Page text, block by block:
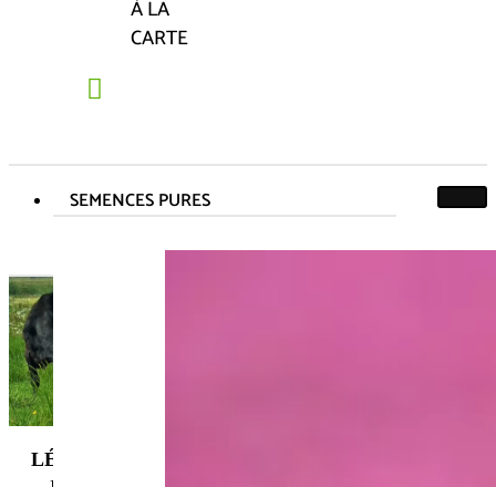
À LA
CARTE
SEMENCES PURES
LÉGUMINEUSES FOURRAGÈRES